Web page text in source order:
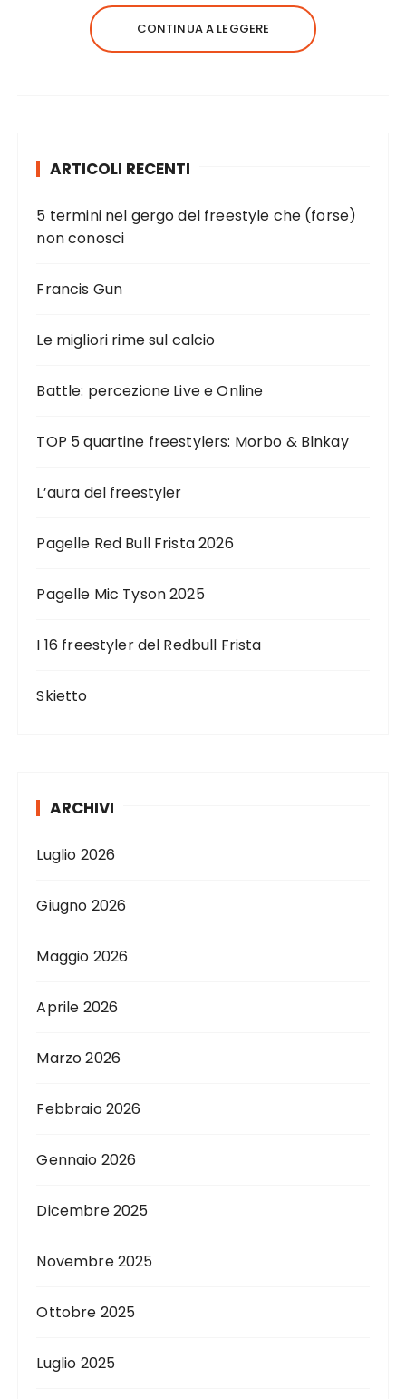
CONTINUA A LEGGERE
ARTICOLI RECENTI
5 termini nel gergo del freestyle che (forse)
non conosci
Francis Gun
Le migliori rime sul calcio
Battle: percezione Live e Online
TOP 5 quartine freestylers: Morbo & Blnkay
L’aura del freestyler
Pagelle Red Bull Frista 2026
Pagelle Mic Tyson 2025
I 16 freestyler del Redbull Frista
Skietto
ARCHIVI
Luglio 2026
Giugno 2026
Maggio 2026
Aprile 2026
Marzo 2026
Febbraio 2026
Gennaio 2026
Dicembre 2025
Novembre 2025
Ottobre 2025
Luglio 2025